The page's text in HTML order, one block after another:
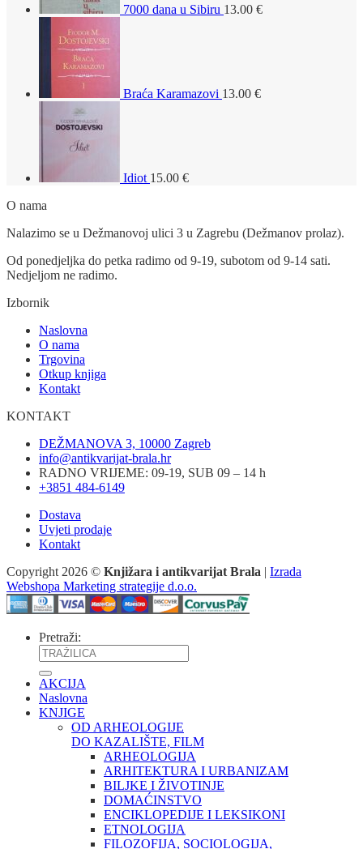
7000 dana u Sibiru 13.00 €
Braća Karamazovi 13.00 €
Idiot 15.00 €
O nama
Nalazimo se u Dežmanovoj ulici 3 u Zagrebu (Dežmanov prolaz).
Od ponedjeljka do petka radimo od 9-19, subotom od 9-14 sati.
Nedjeljom ne radimo.
Izbornik
Naslovna
O nama
Trgovina
Otkup knjiga
Kontakt
KONTAKT
DEŽMANOVA 3, 10000 Zagreb
info@antikvarijat-brala.hr
RADNO VRIJEME: 09-19, SUB 09 – 14 h
+3851 484-6149
Dostava
Uvjeti prodaje
Kontakt
Copyright 2026 © Knjižara i antikvarijat Brala | Izrada
Webshopa Marketing strategije d.o.o.
Pretraži:
AKCIJA
Naslovna
KNJIGE
OD ARHEOLOGIJE
DO KAZALIŠTE, FILM
ARHEOLOGIJA
ARHITEKTURA I URBANIZAM
BILJKE I ŽIVOTINJE
DOMAĆINSTVO
ENCIKLOPEDIJE I LEKSIKONI
ETNOLOGIJA
FILOZOFIJA, SOCIOLOGIJA,